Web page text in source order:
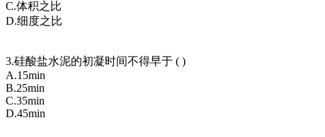
C.体积之比
D.细度之比
3.硅酸盐水泥的初凝时间不得早于 ( )
A.15min
B.25min
C.35min
D.45min